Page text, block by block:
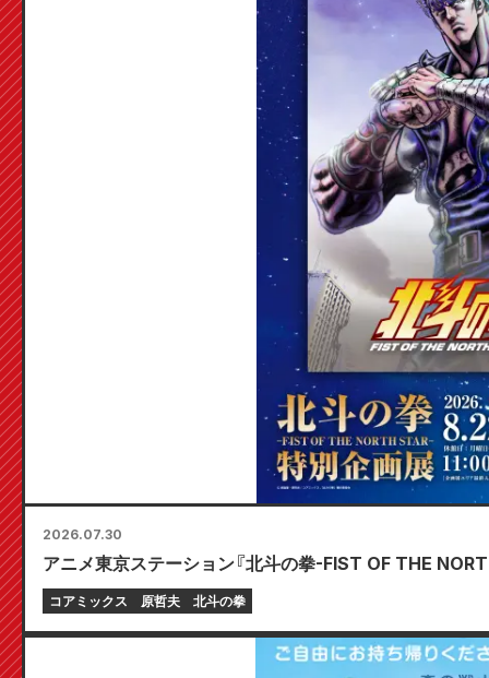
2026.07.30
アニメ東京ステーション『北斗の拳-FIST OF THE
コアミックス 原哲夫 北斗の拳